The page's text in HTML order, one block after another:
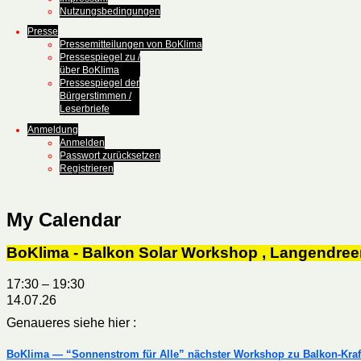
Nutzungsbedingungen
Presse
Pressemitteilungen von BoKlima
Pressespiegel zu /
über BoKlima
Pressespiegel der
Bürgerstimmen /
Leserbriefe
Anmeldung
Anmelden
Passwort zurücksetzen
Registrieren
My Calendar
BoKlima - Balkon Solar Workshop ,
17:30 – 19:30
14.07.26
Genaueres siehe hier :
BoKlima — “Sonnenstrom für Alle” nächster Workshop zu Balkon-